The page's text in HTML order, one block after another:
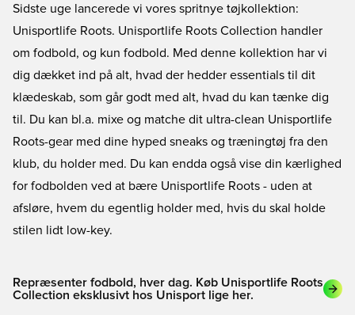
Sidste uge lancerede vi vores spritnye tøjkollektion:
Unisportlife Roots. Unisportlife Roots Collection handler
om fodbold, og kun fodbold. Med denne kollektion har vi
dig dækket ind på alt, hvad der hedder essentials til dit
klædeskab, som går godt med alt, hvad du kan tænke dig
til. Du kan bl.a. mixe og matche dit ultra-clean Unisportlife
Roots-gear med dine hyped sneaks og træningtøj fra den
klub, du holder med. Du kan endda også vise din kærlighed
for fodbolden ved at bære Unisportlife Roots - uden at
afsløre, hvem du egentlig holder med, hvis du skal holde
stilen lidt low-key.
Repræsenter fodbold, hver dag. Køb Unisportlife Roots
Collection eksklusivt hos Unisport lige her.